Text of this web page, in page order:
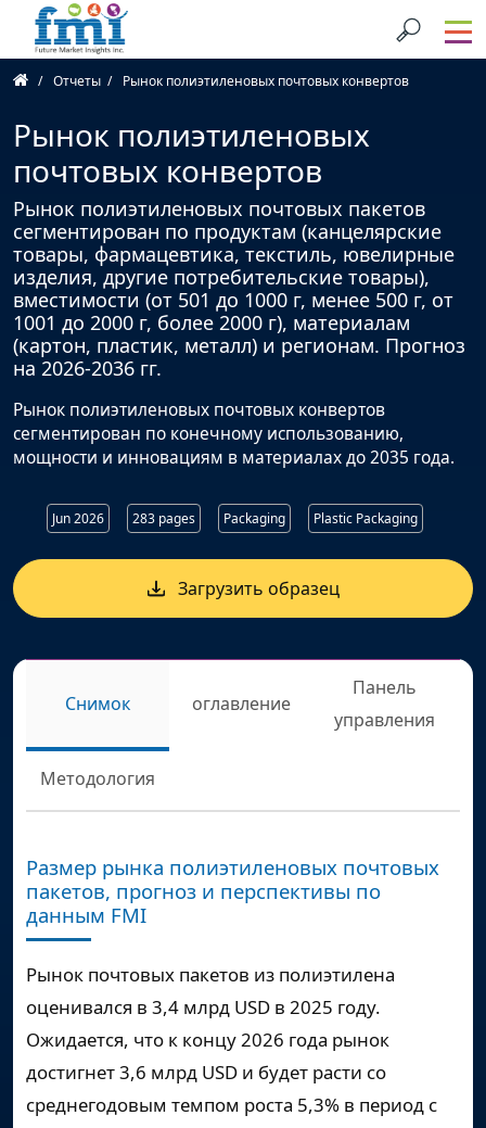
Отчеты Рынок полиэтиленовых почтовых конвертов
Рынок полиэтиленовых
почтовых конвертов
Рынок полиэтиленовых почтовых пакетов
сегментирован по продуктам (канцелярские
товары, фармацевтика, текстиль, ювелирные
изделия, другие потребительские товары),
вместимости (от 501 до 1000 г, менее 500 г, от
1001 до 2000 г, более 2000 г), материалам
(картон, пластик, металл) и регионам. Прогноз
на 2026-2036 гг.
Рынок полиэтиленовых почтовых конвертов
сегментирован по конечному использованию,
мощности и инновациям в материалах до 2035 года.
Jun 2026 283 pages Packaging Plastic Packaging
Загрузить образец
Снимок оглавление
Панель
управления
Методология
Размер рынка полиэтиленовых почтовых
пакетов, прогноз и перспективы по
данным FMI
Рынок почтовых пакетов из полиэтилена
оценивался в 3,4 млрд USD в 2025 году.
Ожидается, что к концу 2026 года рынок
достигнет3,6 млрд USD и будет расти со
среднегодовым темпом роста 5,3% в период с